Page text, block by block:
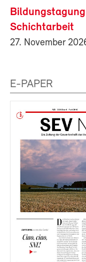
Schichtarbeit
27. November
E-PAPER